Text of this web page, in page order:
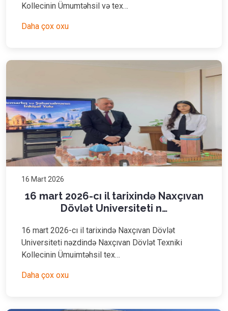
Kollecinin Ümumtəhsil və tex…
Daha çox oxu
16 Mart 2026
16 mart 2026-cı il tarixində Naxçıvan
Dövlət Universiteti n…
16 mart 2026-cı il tarixində Naxçıvan Dövlət
Universiteti nəzdində Naxçıvan Dövlət Texniki
Kollecinin Ümuimtəhsil tex…
Daha çox oxu